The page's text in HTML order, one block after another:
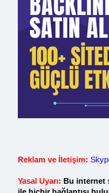
Reklam ve İletişim:
Yasal Uyarı: Bu internet